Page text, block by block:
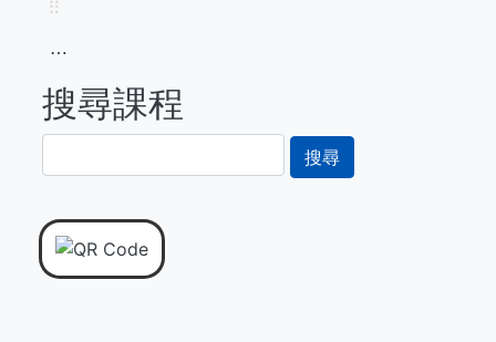
⠿
⋯
搜尋課程
尋